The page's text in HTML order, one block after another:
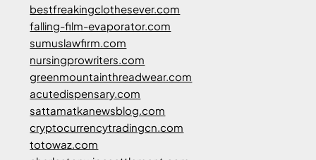
bestfreakingclothesever.com
falling-film-evaporator.com
sumuslawfirm.com
nursingprowriters.com
greenmountainthreadwear.com
acutedispensary.com
sattamatkanewsblog.com
cryptocurrencytradingcn.com
totowaz.com